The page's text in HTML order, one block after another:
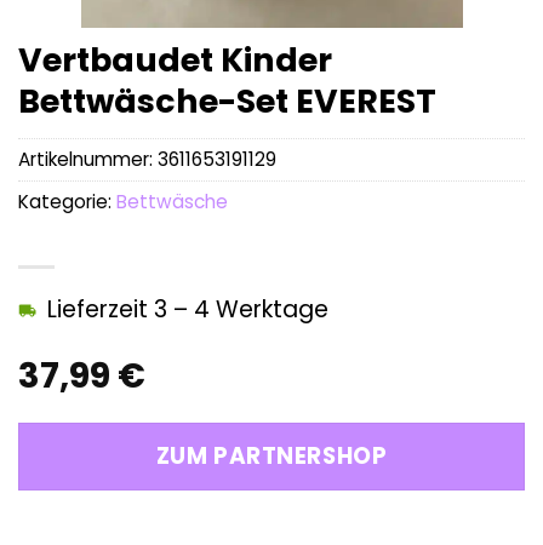
Vertbaudet Kinder
Bettwäsche-Set EVEREST
37,99 €
Lieferzeit 3 – 4 Werktage
ZUM PARTNERSHOP
Artikelnummer: 3611653191129
Kategorie: Bettwäsche